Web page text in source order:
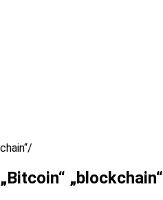
„blockchain“